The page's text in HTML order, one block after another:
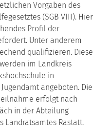
Vorgaben des
(SGB VIII). Hier
Profil der
Unter anderem
qualifizieren. Diese
im Landkreis
in
angeboten. Die
erfolgt nach
in der Abteilung
Landratsamtes Rastatt.